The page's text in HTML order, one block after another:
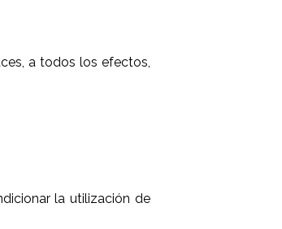
a todos los efectos,
la utilización de